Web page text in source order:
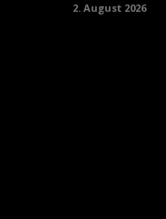
2. August 2026